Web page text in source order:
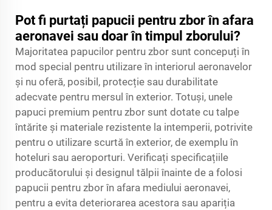
Pot fi purtați papucii pentru zbor în afara
aeronavei sau doar în timpul zborului?
Majoritatea papucilor pentru zbor sunt concepuți în
mod special pentru utilizare în interiorul aeronavelor
și nu oferă, posibil, protecție sau durabilitate
adecvate pentru mersul în exterior. Totuși, unele
papuci premium pentru zbor sunt dotate cu talpe
întărite și materiale rezistente la intemperii, potrivite
pentru o utilizare scurtă în exterior, de exemplu în
hoteluri sau aeroporturi. Verificați specificațiile
producătorului și designul tălpii înainte de a folosi
papucii pentru zbor în afara mediului aeronavei,
pentru a evita deteriorarea acestora sau apariția